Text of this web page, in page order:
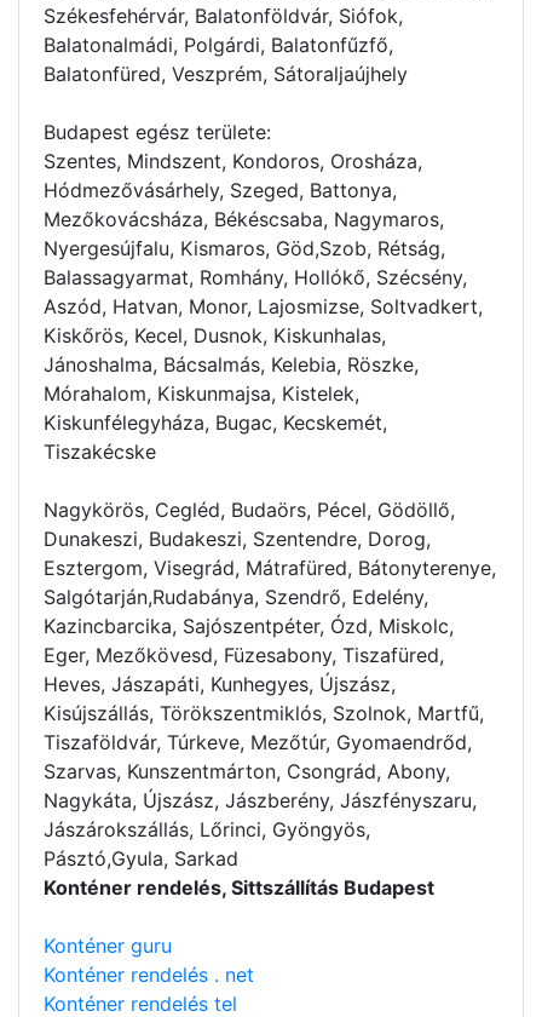
Székesfehérvár, Balatonföldvár, Siófok,
Balatonalmádi, Polgárdi, Balatonfűzfő,
Balatonfüred, Veszprém, Sátoraljaújhely
Budapest egész területe:
Szentes, Mindszent, Kondoros, Orosháza,
Hódmezővásárhely, Szeged, Battonya,
Mezőkovácsháza, Békéscsaba, Nagymaros,
Nyergesújfalu, Kismaros, Göd,Szob, Rétság,
Balassagyarmat, Romhány, Hollókő, Szécsény,
Aszód, Hatvan, Monor, Lajosmizse, Soltvadkert,
Kiskőrös, Kecel, Dusnok, Kiskunhalas,
Jánoshalma, Bácsalmás, Kelebia, Röszke,
Mórahalom, Kiskunmajsa, Kistelek,
Kiskunfélegyháza, Bugac, Kecskemét,
Tiszakécske
Nagykörös, Cegléd, Budaörs, Pécel, Gödöllő,
Dunakeszi, Budakeszi, Szentendre, Dorog,
Esztergom, Visegrád, Mátrafüred, Bátonyterenye,
Salgótarján,Rudabánya, Szendrő, Edelény,
Kazincbarcika, Sajószentpéter, Ózd, Miskolc,
Eger, Mezőkövesd, Füzesabony, Tiszafüred,
Heves, Jászapáti, Kunhegyes, Újszász,
Kisújszállás, Törökszentmiklós, Szolnok, Martfű,
Tiszaföldvár, Túrkeve, Mezőtúr, Gyomaendrőd,
Szarvas, Kunszentmárton, Csongrád, Abony,
Nagykáta, Újszász, Jászberény, Jászfényszaru,
Jászárokszállás, Lőrinci, Gyöngyös,
Pásztó,Gyula, Sarkad
Konténer rendelés, Sittszállítás Budapest
Konténer guru
Konténer rendelés . net
Konténer rendelés tel